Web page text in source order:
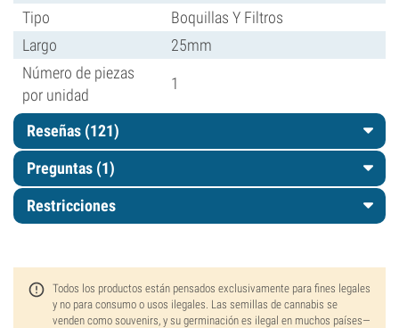
Tipo
Boquillas Y Filtros
Largo
25mm
Número de piezas
por unidad
1
Reseñas (121)
Preguntas (1)
Restricciones
Todos los productos están pensados exclusivamente para fines legales
y no para consumo o usos ilegales. Las semillas de cannabis se
venden como souvenirs, y su germinación es ilegal en muchos países—